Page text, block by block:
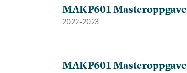
MAKP601 Masteroppgave
2022-2023
MAKP601 Masteroppgave